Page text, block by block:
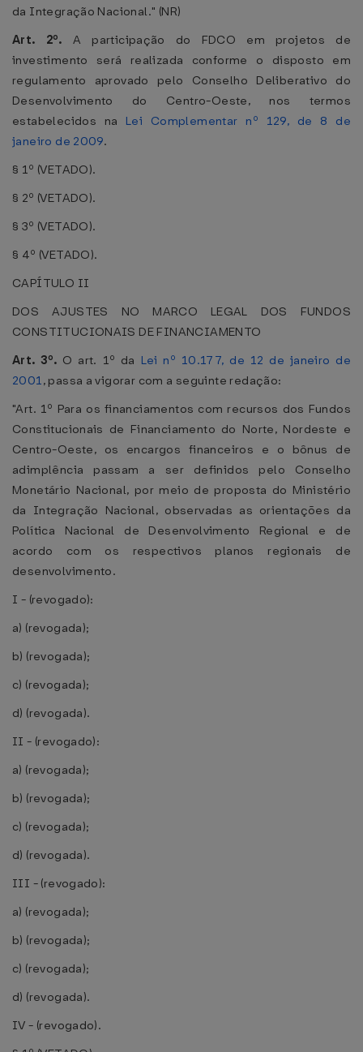
da Integração Nacional." (NR)
Art. 2º. A participação do FDCO em projetos de
investimento será realizada conforme o disposto em
regulamento aprovado pelo Conselho Deliberativo do
Desenvolvimento do Centro-Oeste, nos termos
estabelecidos na Lei Complementar nº 129, de 8 de
janeiro de 2009.
§ 1º (VETADO).
§ 2º (VETADO).
§ 3º (VETADO).
§ 4º (VETADO).
CAPÍTULO II
DOS AJUSTES NO MARCO LEGAL DOS FUNDOS
CONSTITUCIONAIS DE FINANCIAMENTO
Art. 3º. O art. 1º da Lei nº 10.177, de 12 de janeiro de
2001, passa a vigorar com a seguinte redação:
"Art. 1º Para os financiamentos com recursos dos Fundos
Constitucionais de Financiamento do Norte, Nordeste e
Centro-Oeste, os encargos financeiros e o bônus de
adimplência passam a ser definidos pelo Conselho
Monetário Nacional, por meio de proposta do Ministério
da Integração Nacional, observadas as orientações da
Política Nacional de Desenvolvimento Regional e de
acordo com os respectivos planos regionais de
desenvolvimento.
I - (revogado):
a) (revogada);
b) (revogada);
c) (revogada);
d) (revogada).
II - (revogado):
a) (revogada);
b) (revogada);
c) (revogada);
d) (revogada).
III - (revogado):
a) (revogada);
b) (revogada);
c) (revogada);
d) (revogada).
IV - (revogado).